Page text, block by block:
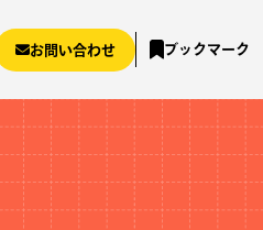
お問い合わせ ブックマーク